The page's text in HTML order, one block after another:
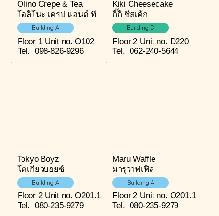
Olino Crepe & Tea
โอลิโนะ เครป แอนด์ ที
Building A
Floor 1 Unit no. O102
Tel. 098-826-9296
Kiki Cheesecake
กิ๊กิ ชีสเค้ก
Building D
Floor 2 Unit no. D220
Tel. 062-240-5644
Tokyo Boyz
โตเกียวบอยซ์
Building A
Floor 2 Unit no. O201.1
Tel. 080-235-9279
Maru Waffle
มารุวาฟเฟิล
Building A
Floor 2 Unit no. O201.1
Tel. 080-235-9279